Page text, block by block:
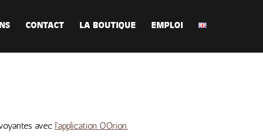
CONTACT LA BOUTIQUE EMPLOI
avec l'application OOrion.